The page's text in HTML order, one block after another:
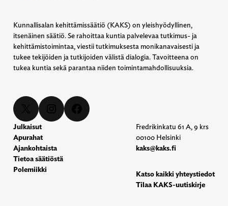
Kunnallisalan kehittämissäätiö (KAKS) on yleishyödyllinen,
itsenäinen säätiö. Se rahoittaa kuntia palvelevaa tutkimus- ja
kehittämistoimintaa, viestii tutkimuksesta monikanavaisesti ja
tukee tekijöiden ja tutkijoiden välistä dialogia. Tavoitteena on
tukea kuntia sekä parantaa niiden toimintamahdollisuuksia.
X Instagram Facebook
Julkaisut
Apurahat
Ajankohtaista
Tietoa säätiöstä
Polemiikki
Fredrikinkatu 61 A, 9 krs
00100 Helsinki
kaks@kaks.fi
Katso kaikki yhteystiedot
Tilaa KAKS-uutiskirje